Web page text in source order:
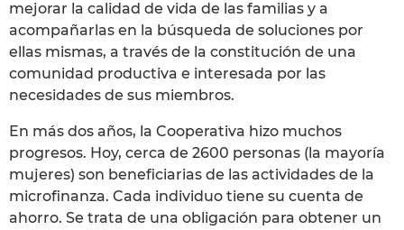
mejorar la calidad de vida de las familias y a
acompañarlas en la búsqueda de soluciones por
ellas mismas, a través de la constitución de una
comunidad productiva e interesada por las
necesidades de sus miembros.
En más dos años, la Cooperativa hizo muchos
progresos. Hoy, cerca de 2600 personas (la mayoría
mujeres) son beneficiarias de las actividades de la
microfinanza. Cada individuo tiene su cuenta de
ahorro. Se trata de una obligación para obtener un